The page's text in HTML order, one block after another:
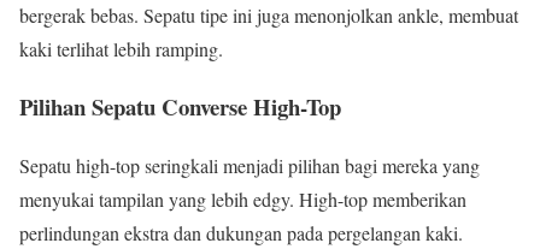
bergerak bebas. Sepatu tipe ini juga menonjolkan ankle, membuat
kaki terlihat lebih ramping.
Pilihan Sepatu Converse High-Top
Sepatu high-top seringkali menjadi pilihan bagi mereka yang
menyukai tampilan yang lebih edgy. High-top memberikan
perlindungan ekstra dan dukungan pada pergelangan kaki.